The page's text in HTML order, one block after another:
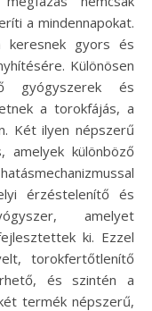
a mindennapokat.
keresnek gyors és
Különösen
gyógyszerek és
a torokfájás, a
Két ilyen népszerű
különböző
érzéstelenítő és
amelyet
ki. Ezzel
torokfertőtlenítő
és szintén a
termék népszerű,